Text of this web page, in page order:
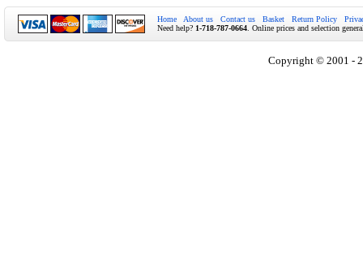
Home About us Contact us Basket Return Policy
Need help? 1-718-787-0664 . Online prices and selection
Copyright © 2001 -